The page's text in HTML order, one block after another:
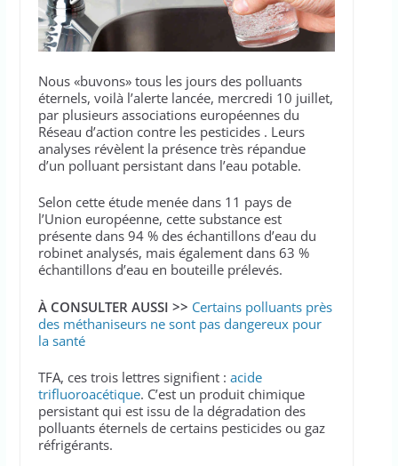
Nous «buvons» tous les jours des polluants
éternels, voilà l’alerte lancée, mercredi 10 juillet,
par plusieurs associations européennes du
Réseau d’action contre les pesticides . Leurs
analyses révèlent la présence très répandue
d’un polluant persistant dans l’eau potable.
Selon cette étude menée dans 11 pays de
l’Union européenne, cette substance est
présente dans 94 % des échantillons d’eau du
robinet analysés, mais également dans 63 %
échantillons d’eau en bouteille prélevés.
À CONSULTER AUSSI >> Certains polluants près
des méthaniseurs ne sont pas dangereux pour
la santé
TFA, ces trois lettres signifient : acide
trifluoroacétique. C’est un produit chimique
persistant qui est issu de la dégradation des
polluants éternels de certains pesticides ou gaz
réfrigérants.